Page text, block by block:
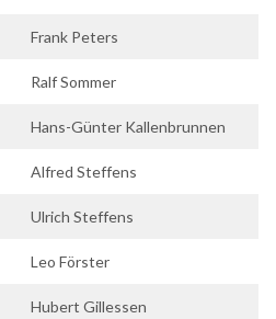
Frank Peters
Ralf Sommer
Hans-Günter Kallenbrunnen
Alfred Steffens
Ulrich Steffens
Leo Förster
Hubert Gillessen